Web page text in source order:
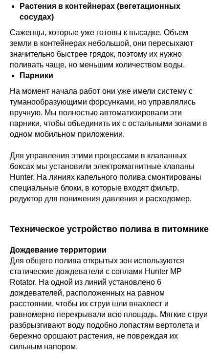
Растения в контейнерах (вегетационных
сосудах)
Саженцы, которые уже готовы к высадке. Объем
земли в контейнерах небольшой, они пересыхают
значительно быстрее грядок, поэтому их нужно
поливать чаще, но меньшим количеством воды.
Парники
На момент начала работ они уже имели систему с
туманообразующими форсунками, но управлялись
вручную. Мы полностью автоматизировали эти
парники, чтобы объединить их с остальными зонами в
одном мобильном приложении.
Для управления этими процессами в клапанных
боксах мы установили электромагнитные клапаны
Hunter. На линиях капельного полива смонтированы
специальные блоки, в которые входят фильтр,
редуктор для понижения давления и расходомер.
Техническое устройство полива в питомнике
Дождевание территории
Для общего полива открытых зон используются
статические дождеватели с соплами Hunter MP
Rotator. На одной из линий установлено 6
дождевателей, расположенных на равном
расстоянии, чтобы их струи шли внахлест и
равномерно перекрывали всю площадь. Мягкие струи
разбрызгивают воду подобно лопастям вертолета и
бережно орошают растения, не повреждая их
сильным напором.